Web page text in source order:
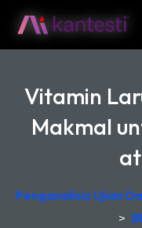
Vitamin
Makmal
Penganalisis Ujian
>